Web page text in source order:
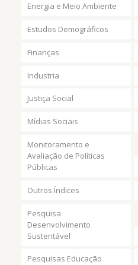
Energia e Meio Ambiente
Estudos Demográficos
Finanças
Industria
Justiça Social
Mídias Sociais
Monitoramento e
Avaliação de Políticas
Públicas
Outros Índices
Pesquisa
Desenvolvimento
Sustentável
Pesquisas Educação